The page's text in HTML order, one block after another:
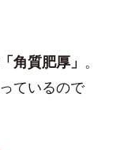
角質肥厚」 。
ているので